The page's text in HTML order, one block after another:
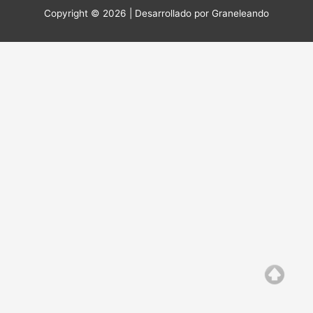
Copyright © 2026 | Desarrollado por Graneleando